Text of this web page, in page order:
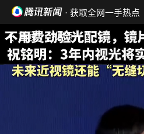
· 获取全网一手热点
首页 视频